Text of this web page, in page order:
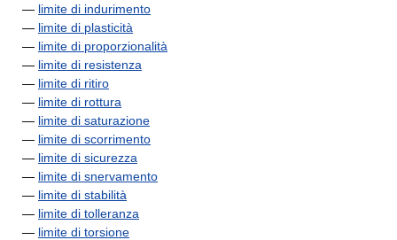
— limite di indurimento
— limite di plasticità
— limite di proporzionalità
— limite di resistenza
— limite di ritiro
— limite di rottura
— limite di saturazione
— limite di scorrimento
— limite di sicurezza
— limite di snervamento
— limite di stabilità
— limite di tolleranza
— limite di torsione